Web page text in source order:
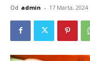
Od admin - 17 Marta, 2024